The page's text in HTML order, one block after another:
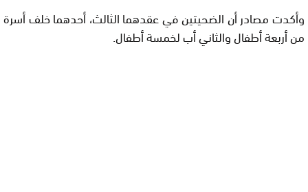
وأكدت مصادر أن الضحيتين في عقدهما الثالث، أحدهما خلف أسرة
من أربعة أطفال والثاني أب لخمسة أطفال.